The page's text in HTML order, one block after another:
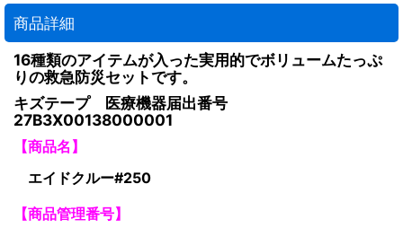
商品詳細
16種類のアイテムが入った実用的でボリュームたっぷ
りの救急防災セットです。
キズテープ 医療機器届出番号
27B3X00138000001
【商品名】
エイドクルー#250
【商品管理番号】